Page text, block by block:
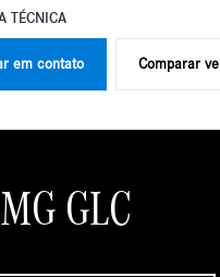
TÉCNICA
em contato Comparar
GLC